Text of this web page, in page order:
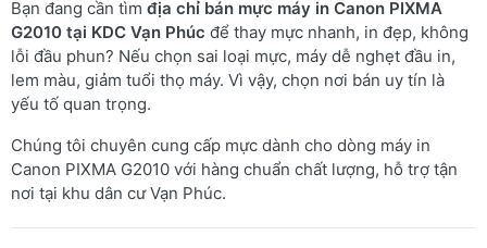
Bạn đang cần tìm địa chỉ bán mực máy in Canon PIXMA
G2010 tại KDC Vạn Phúc để thay mực nhanh, in đẹp, không
lỗi đầu phun? Nếu chọn sai loại mực, máy dễ nghẹt đầu in,
lem màu, giảm tuổi thọ máy. Vì vậy, chọn nơi bán uy tín là
yếu tố quan trọng.
Chúng tôi chuyên cung cấp mực dành cho dòng máy in
Canon PIXMA G2010 với hàng chuẩn chất lượng, hỗ trợ tận
nơi tại khu dân cư Vạn Phúc.